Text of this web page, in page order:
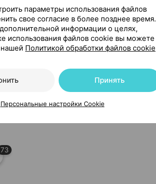
73
параметры использования файлов
свое согласие в более позднее время.
информации о целях,
использования файлов cookie вы можете
нашей Политикой обработки файлов cookie
Принять
Персональные настройки Cookie